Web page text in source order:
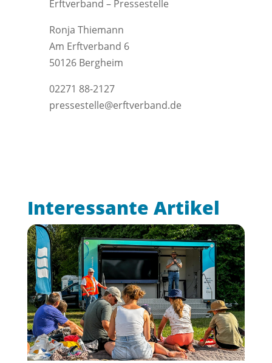
Erftverband – Pressestelle
Ronja Thiemann
Am Erftverband 6
50126 Bergheim
02271 88-2127
pressestelle@erftverband.de
Interessante Artikel